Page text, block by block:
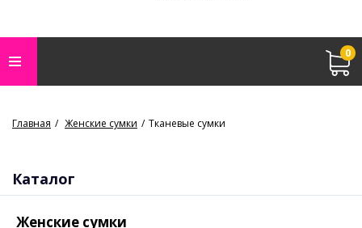
0
Главная Женские сумки Тканевые сумки
Каталог
Женские сумки